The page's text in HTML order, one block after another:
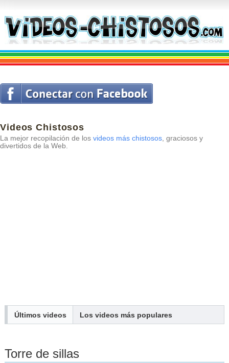
Videos Chistosos
La mejor recopilación de los videos más chistosos, graciosos y
divertidos de la Web.
Últimos videos Los videos más populares
Torre de sillas